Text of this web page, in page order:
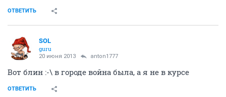
ОТВЕТИТЬ
SOL
guru
20 июня 2013 anton1777
Вот блин :-\ в городе война была, а я не в курсе
ОТВЕТИТЬ